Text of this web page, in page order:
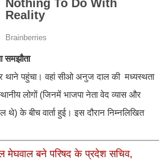
समझौता
थाने पहुंचा। वहां सीओ अनुज दाल की मध्यस्थता
लोगों (जिनमें भाजपा नेता वेद व्यास और
के बीच वार्ता हुई। इस दौरान निम्नलिखित
मेघवाल बने परिषद के प्रदेश सचिव,